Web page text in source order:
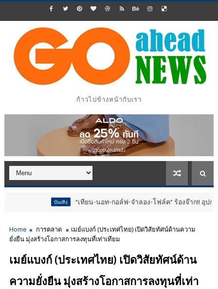
ก้าวไปข้างหน้ากับเรา
“เทียน-นอท-กอล์ฟ-จำลอง-โฟล์ค” ร้องจ๊าก!! อุปกรณ์ม่วนจอ
Home การตลาด
เมย์แบงก์ (ประเทศไทย) เปิดวิสัยทัศน์ด้านความ
ยั่งยืน มุ่งสร้างโอกาสการลงทุนที่เท่าเทียม
เมย์แบงก์ (ประเทศไทย) เปิดวิสัยทัศน์ด้าน
ความยั่งยืน มุ่งสร้างโอกาสการลงทุนที่เท่า